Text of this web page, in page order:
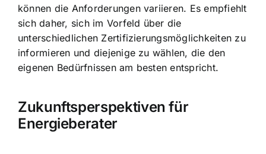
können die Anforderungen variieren. Es empfiehlt
sich daher, sich im Vorfeld über die
unterschiedlichen Zertifizierungsmöglichkeiten zu
informieren und diejenige zu wählen, die den
eigenen Bedürfnissen am besten entspricht.
Zukunftsperspektiven für
Energieberater